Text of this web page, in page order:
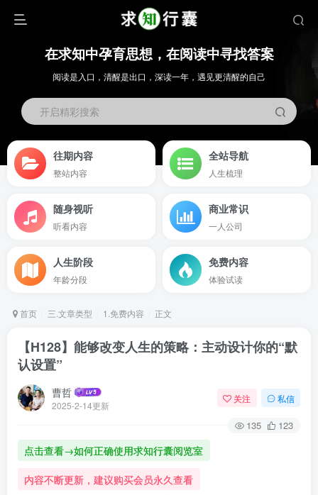
在求知中孕育思想，在阅读中寻找答案
阅读是入口，清醒是出口，深读一年，遇见更清醒的自己
开启精彩搜索
往期内容
整站内容
全站导航
人生梳理
随身视听
听看内容
商业常识
一人公司
人生阶段
年龄分段
免费内容
体验试读
首页 三.文章类型 1.免费内容 正文
【H128】能够改变人生的策略：主动设计你的“默
认设置”
曹哲
2025-2-14更新
关注 私信
135 123
点击查看→如何正确使用求知行囊阅览室
内容不断更新，建议购买会员永久查看